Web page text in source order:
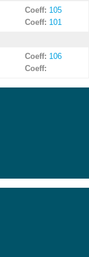
Coeff: 105
Coeff: 101
Coeff: 106
Coeff: